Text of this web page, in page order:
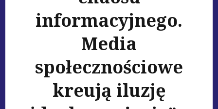
informacyjnego.
Media
społecznościowe
kreują iluzję